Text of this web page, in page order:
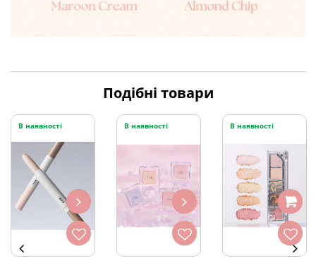
Подібні товари
В наявності В наявності В наявності